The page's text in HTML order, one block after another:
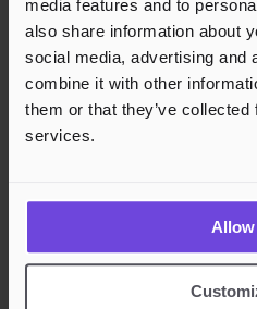
media features and to
also share information about
social media, advertising and
combine it with other
them or that they’ve
services.
Allow